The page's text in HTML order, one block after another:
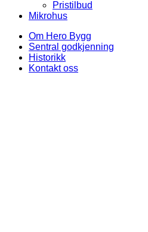
Pristilbud
Mikrohus
Om Hero Bygg
Sentral godkjenning
Historikk
Kontakt oss